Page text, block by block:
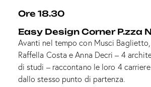
Ore 18.30
Easy Design Corner P.zza
Avanti nel tempo con Musci
Raffella Costa e Anna Decri – 4
di studi – raccontano le loro 4
dallo stesso punto di partenza.